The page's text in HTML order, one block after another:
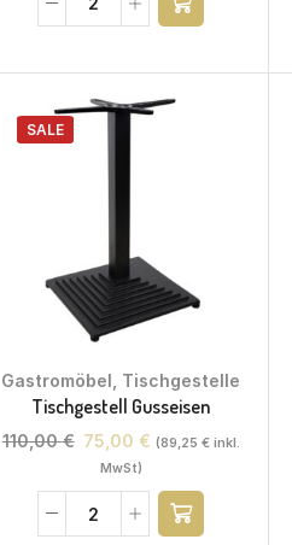
SALE
Gastromöbel Tischgestelle
Tischgestell Gusseisen
110,00€ 75,00 € (89,25 €inkl.
MwSt)